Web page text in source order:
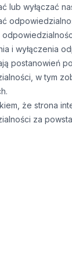
lub wyłączać
i wyłączenia
postanowień
w tym
że strona
za